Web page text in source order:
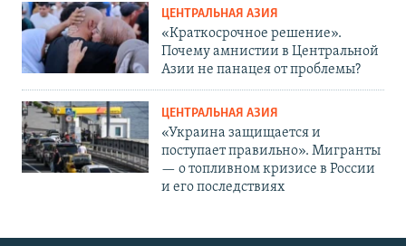
ЦЕНТРАЛЬНАЯ АЗИЯ
«Краткосрочное решение».
Почему амнистии в Центральной
Азии не панацея от проблемы?
ЦЕНТРАЛЬНАЯ АЗИЯ
«Украина защищается и
поступает правильно». Мигранты
— о топливном кризисе в России
и его последствиях